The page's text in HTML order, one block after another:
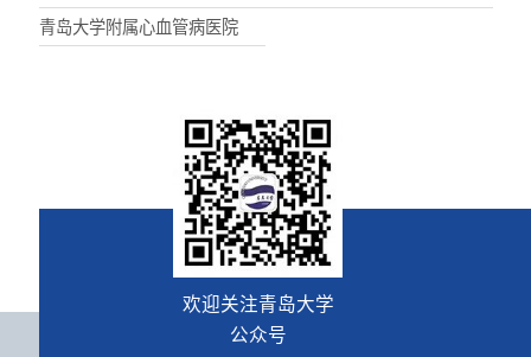
青岛大学附属心血管病医院
欢迎关注青岛大学
公众号